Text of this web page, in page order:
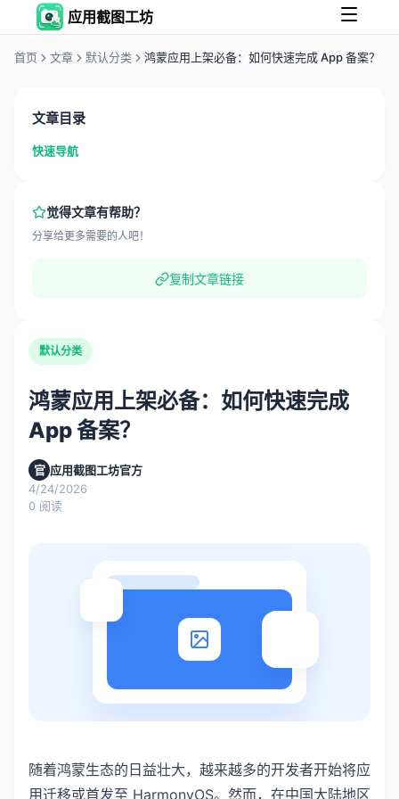
应用截图工坊
首页 文章 默认分类 鸿蒙应用上架必备：如何快速完成 App 备案？
文章目录
快速导航
觉得文章有帮助？
分享给更多需要的人吧！
复制文章链接
默认分类
鸿蒙应用上架必备：如何快速完成
App 备案？
官 应用截图工坊官方
4/24/2026
0 阅读
随着鸿蒙生态的日益壮大，越来越多的开发者开始将应
用迁移或首发至 HarmonyOS。然而，在中国大陆地区